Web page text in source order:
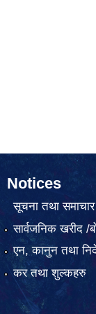
Notices
सूचना तथा समाचार
सार्वजनिक खरीद /
एन, कानुन तथा
कर तथा शुल्कहरु